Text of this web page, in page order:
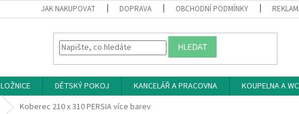
JAK NAKUPOVAT DOPRAVA OBCHODNÍ PODMÍNKY
HLEDAT
LOŽNICE DĚTSKÝ POKOJ KANCELÁŘ A PRACOVNA
KOUPELNA A WC
Koberec 210 x 310 PERSIA více barev